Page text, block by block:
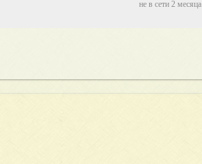
не в сети 2 месяца